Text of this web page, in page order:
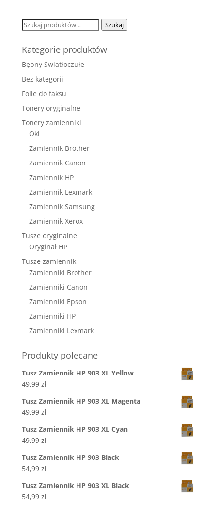
Szukaj: Szukaj
Kategorie produktów
Bębny Światłoczułe
Bez kategorii
Folie do faksu
Tonery oryginalne
Tonery zamienniki
Oki
Zamiennik Brother
Zamiennik Canon
Zamiennik HP
Zamiennik Lexmark
Zamiennik Samsung
Zamiennik Xerox
Tusze oryginalne
Oryginał HP
Tusze zamienniki
Zamienniki Brother
Zamienniki Canon
Zamienniki Epson
Zamienniki HP
Zamienniki Lexmark
Produkty polecane
Tusz Zamiennik HP 903 XL Yellow
49,99 zł
Tusz Zamiennik HP 903 XL Magenta
49,99 zł
Tusz Zamiennik HP 903 XL Cyan
49,99 zł
Tusz Zamiennik HP 903 Black
54,99 zł
Tusz Zamiennik HP 903 XL Black
54,99 zł